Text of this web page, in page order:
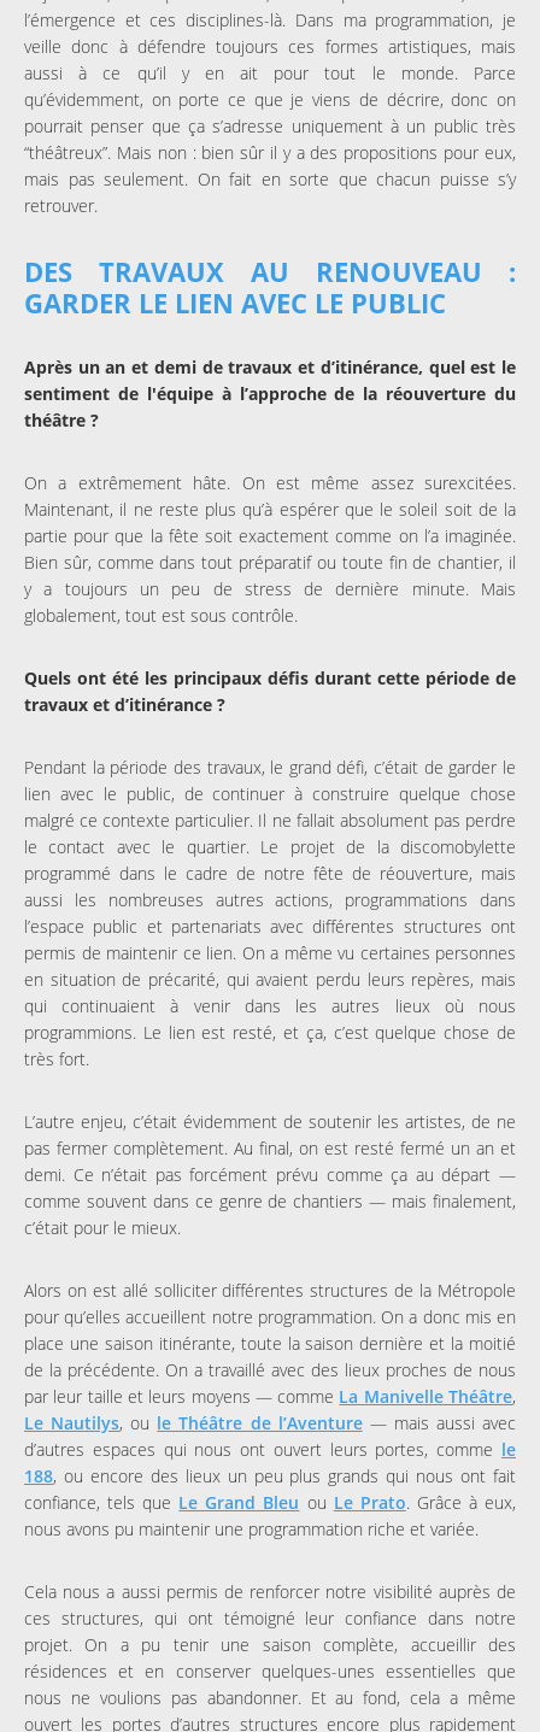
l’émergence et ces disciplines-là. Dans ma programmation, je
veille donc à défendre toujours ces formes artistiques, mais
aussi à ce qu’il y en ait pour tout le monde. Parce
qu’évidemment, on porte ce que je viens de décrire, donc on
pourrait penser que ça s’adresse uniquement à un public très
“théâtreux”. Mais non : bien sûr il y a des propositions pour eux,
mais pas seulement. On fait en sorte que chacun puisse s’y
retrouver.
DES TRAVAUX AU RENOUVEAU :
GARDER LE LIEN AVEC LE PUBLIC
Après un an et demi de travaux et d’itinérance, quel est le
sentiment de l'équipe à l’approche de la réouverture du
théâtre ?
On a extrêmement hâte. On est même assez surexcitées.
Maintenant, il ne reste plus qu’à espérer que le soleil soit de la
partie pour que la fête soit exactement comme on l’a imaginée.
Bien sûr, comme dans tout préparatif ou toute fin de chantier, il
y a toujours un peu de stress de dernière minute. Mais
globalement, tout est sous contrôle.
Quels ont été les principaux défis durant cette période de
travaux et d’itinérance ?
Pendant la période des travaux, le grand défi, c’était de garder le
lien avec le public, de continuer à construire quelque chose
malgré ce contexte particulier. Il ne fallait absolument pas perdre
le contact avec le quartier. Le projet de la discomobylette
programmé dans le cadre de notre fête de réouverture, mais
aussi les nombreuses autres actions, programmations dans
l’espace public et partenariats avec différentes structures ont
permis de maintenir ce lien. On a même vu certaines personnes
en situation de précarité, qui avaient perdu leurs repères, mais
qui continuaient à venir dans les autres lieux où nous
programmions. Le lien est resté, et ça, c’est quelque chose de
très fort.
L’autre enjeu, c’était évidemment de soutenir les artistes, de ne
pas fermer complètement. Au final, on est resté fermé un an et
demi. Ce n’était pas forcément prévu comme ça au départ —
comme souvent dans ce genre de chantiers — mais finalement,
c’était pour le mieux.
Alors on est allé solliciter différentes structures de la Métropole
pour qu’elles accueillent notre programmation. On a donc mis en
place une saison itinérante, toute la saison dernière et la moitié
de la précédente. On a travaillé avec des lieux proches de nous
par leur taille et leurs moyens — comme La Manivelle Théâtre,
Le Nautilys, ou le Théâtre de l’Aventure— mais aussi avec
d’autres espaces qui nous ont ouvert leurs portes, comme le
188, ou encore des lieux un peu plus grands qui nous ont fait
confiance, tels que Le Grand Bleu ou Le Prato. Grâce à eux,
nous avons pu maintenir une programmation riche et variée.
Cela nous a aussi permis de renforcer notre visibilité auprès de
ces structures, qui ont témoigné leur confiance dans notre
projet. On a pu tenir une saison complète, accueillir des
résidences et en conserver quelques-unes essentielles que
nous ne voulions pas abandonner. Et au fond, cela a même
ouvert les portes d’autres structures encore plus rapidement